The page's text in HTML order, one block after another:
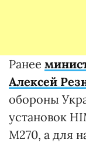
Ранее
Алексей
обороны
установок
M270, а для